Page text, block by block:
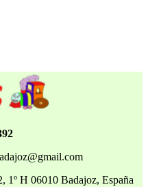
1º H 06010 Badajoz, España